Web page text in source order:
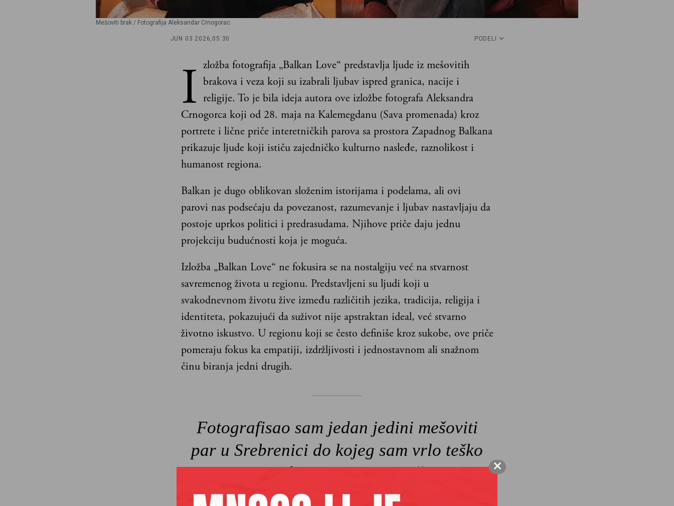
Mešoviti brak / Fotografija Aleksandar Crnogorac
JUN 03 2026, 05:30 PODELI
I zložba fotografija „Balkan Love“ predstavlja ljude iz mešovitih
brakova i veza koji su izabrali ljubav ispred granica, nacije i
religije. To je bila ideja autora ove izložbe fotografa Aleksandra
Crnogorca koji od 28. maja na Kalemegdanu (Sava promenada) kroz
portrete i lične priče interetničkih parova sa prostora Zapadnog Balkana
prikazuje ljude koji ističu zajedničko kulturno nasleđe, raznolikost i
humanost regiona.
Balkan je dugo oblikovan složenim istorijama i podelama, ali ovi
parovi nas podsećaju da povezanost, razumevanje i ljubav nastavljaju da
postoje uprkos politici i predrasudama. Njihove priče daju jednu
projekciju budućnosti koja je moguća.
Izložba „Balkan Love“ ne fokusira se na nostalgiju već na stvarnost
savremenog života u regionu. Predstavljeni su ljudi koji u
svakodnevnom životu žive između različitih jezika, tradicija, religija i
identiteta, pokazujući da suživot nije apstraktan ideal, već stvarno
životno iskustvo. U regionu koji se često definiše kroz sukobe, ove priče
pomeraju fokus ka empatiji, izdržljivosti i jednostavnom ali snažnom
činu biranja jedni drugih.
Fotografisao sam jedan jedini mešoviti
par u Srebrenici do kojeg sam vrlo teško
stigao i apsolutno razumem zašto. Nisu
bili voljni za saradnju. Oni ne samo da